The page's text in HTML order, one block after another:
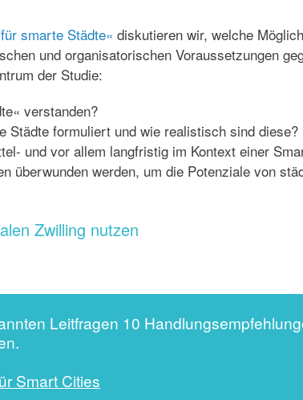
smarte Städte« diskutieren wir, welche
und organisatorischen Voraussetzungen
der Studie:
verstanden?
Städte formuliert und wie realistisch sind diese?
und vor allem langfristig im Kontext einer
überwunden werden, um die Potenziale von
Zwilling nutzen
Leitfragen 10
Smart Cities